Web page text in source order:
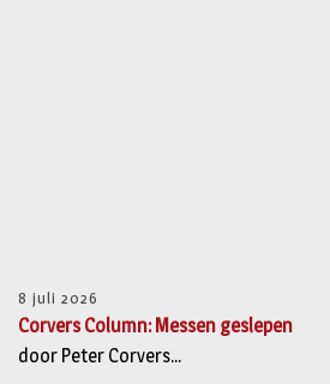
8 juli 2026
Corvers Column: Messen geslepen
door Peter Corvers...